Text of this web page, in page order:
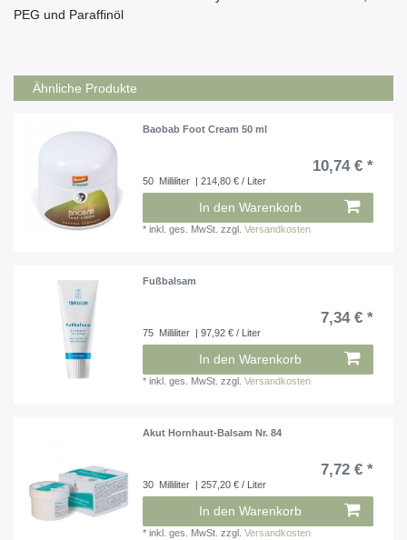
PEG und Paraffinöl
Ähnliche Produkte
Baobab Foot Cream 50 ml
10,74 € *
50 Milliliter | 214,80 € / Liter
In den Warenkorb
*inkl. ges. MwSt. zzgl.Versandkosten
Fußbalsam
7,34 € *
75 Milliliter | 97,92 € / Liter
In den Warenkorb
*inkl. ges. MwSt. zzgl.Versandkosten
Akut Hornhaut-Balsam Nr. 84
7,72 € *
30 Milliliter | 257,20 € / Liter
In den Warenkorb
*inkl. ges. MwSt. zzgl.Versandkosten